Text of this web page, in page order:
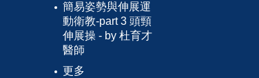
簡易姿勢與伸展運
動衛教-part 3 頭頸
伸展操 - by 杜育才
醫師
更多